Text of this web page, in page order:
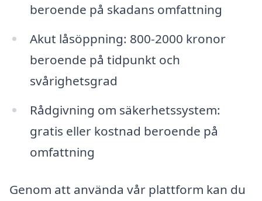
beroende på skadans omfattning
Akut låsöppning: 800-2000 kronor
beroende på tidpunkt och
svårighetsgrad
Rådgivning om säkerhetssystem:
gratis eller kostnad beroende på
omfattning
Genom att använda vår plattform kan du